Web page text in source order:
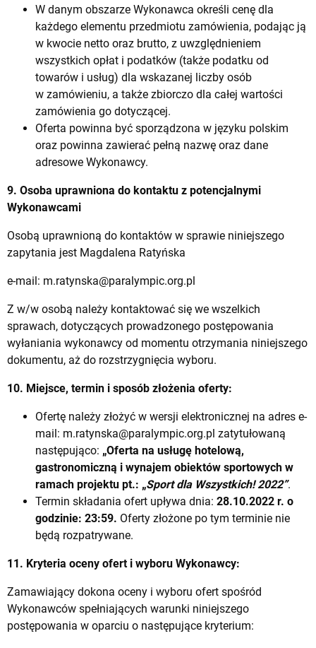
W danym obszarze Wykonawca określi cenę dla
każdego elementu przedmiotu zamówienia, podając ją
w kwocie netto oraz brutto, z uwzględnieniem
wszystkich opłat i podatków (także podatku od
towarów i usług) dla wskazanej liczby osób
w zamówieniu, a także zbiorczo dla całej wartości
zamówienia go dotyczącej.
Oferta powinna być sporządzona w języku polskim
oraz powinna zawierać pełną nazwę oraz dane
adresowe Wykonawcy.
9. Osoba uprawniona do kontaktu z potencjalnymi
Wykonawcami
Osobą uprawnioną do kontaktów w sprawie niniejszego
zapytania jest Magdalena Ratyńska
e-mail: m.ratynska@paralympic.org.pl
Z w/w osobą należy kontaktować się we wszelkich
sprawach, dotyczących prowadzonego postępowania
wyłaniania wykonawcy od momentu otrzymania niniejszego
dokumentu, aż do rozstrzygnięcia wyboru.
10. Miejsce, termin i sposób złożenia oferty:
Ofertę należy złożyć w wersji elektronicznej na adres e-
mail: m.ratynska@paralympic.org.pl zatytułowaną
następująco: „Oferta na usługę hotelową,
gastronomiczną i wynajem obiektów sportowych w
ramach projektu pt.: „Sport dla Wszystkich! 2022”.
Termin składania ofert upływa dnia: 28.10.2022 r. o
godzinie: 23:59. Oferty złożone po tym terminie nie
będą rozpatrywane.
11. Kryteria oceny ofert i wyboru Wykonawcy:
Zamawiający dokona oceny i wyboru ofert spośród
Wykonawców spełniających warunki niniejszego
postępowania w oparciu o następujące kryterium: